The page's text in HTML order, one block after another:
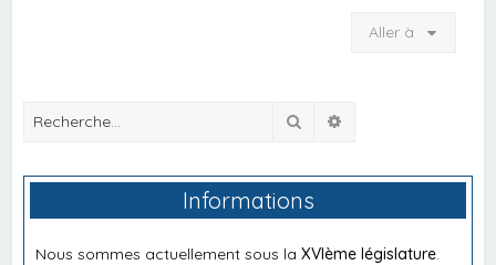
Aller à
Rechercher
Informations
Nous sommes actuellement sous laXVIème législature